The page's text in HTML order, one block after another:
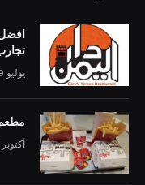
يوليو 29, 2023
مطعم
أكتوبر 16, 2023